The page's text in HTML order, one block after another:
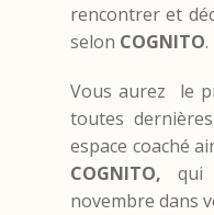
rencontrer et
selon COGNITO.
Vous aurez le
toutes
espace coaché
COGNITO, qui
novembre dans